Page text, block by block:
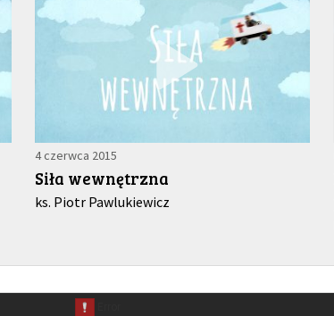
4 czerwca 2015
Siła wewnętrzna
ks. Piotr Pawlukiewicz